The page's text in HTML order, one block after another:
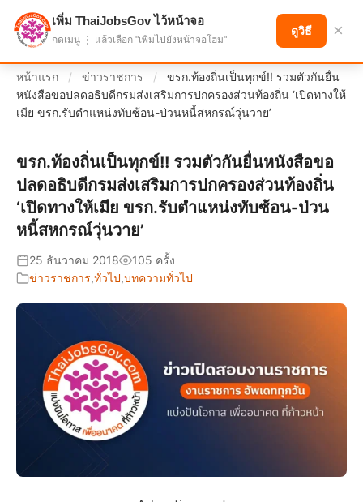
แบ่งปันโอกาส เพื่ออนาคตที่ก้าวหน้า
หน้าแรก / ข่าวราชการ /
ขรก.ท้องถิ่นเป็นทุกข์!! รวมตัวกันยื่น
หนังสือขอปลดอธิบดีกรมส่งเสริมการปกครองส่วนท้องถิ่น ‘เปิดทางให้
เมีย ขรก.รับตำแหน่งทับซ้อน-ป่วนหนี้สหกรณ์วุ่นวาย’
ขรก.ท้องถิ่นเป็นทุกข์!! รวมตัวกันยื่นหนังสือขอ
ปลดอธิบดีกรมส่งเสริมการปกครองส่วนท้องถิ่น
‘เปิดทางให้เมีย ขรก.รับตำแหน่งทับซ้อน-ป่วน
หนี้สหกรณ์วุ่นวาย’
25 ธันวาคม 2018
105 ครั้ง
ข่าวราชการ,ทั่วไป,บทความทั่วไป
เพิ่ม ThaiJobsGov ไว้หน้าจอ
กดเมนู ⋮ แล้วเลือก "เพิ่มไปยังหน้าจอโฮม"
ดูวิธี ×